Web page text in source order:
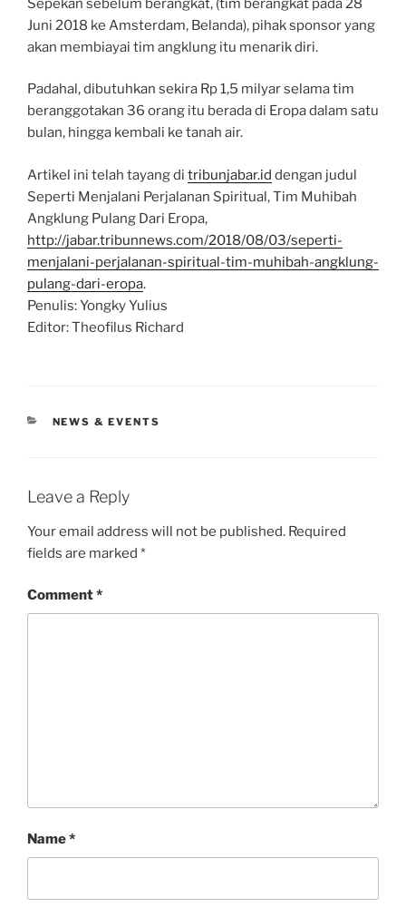
Sepekan sebelum berangkat, (tim berangkat pada 28
Juni 2018 ke Amsterdam, Belanda), pihak sponsor yang
akan membiayai tim angklung itu menarik diri.
Padahal, dibutuhkan sekira Rp 1,5 milyar selama tim
beranggotakan 36 orang itu berada di Eropa dalam satu
bulan, hingga kembali ke tanah air.
Artikel ini telah tayang di tribunjabar.id dengan judul
Seperti Menjalani Perjalanan Spiritual, Tim Muhibah
Angklung Pulang Dari Eropa,
http://jabar.tribunnews.com/2018/08/03/seperti-
menjalani-perjalanan-spiritual-tim-muhibah-angklung-
pulang-dari-eropa.
Penulis: Yongky Yulius
Editor: Theofilus Richard
CATEGORIES
NEWS & EVENTS
Leave a Reply
Your email address will not be published. Required
fields are marked *
Comment*
Name*